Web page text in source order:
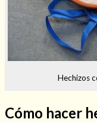
Hechizos
Cómo hacer